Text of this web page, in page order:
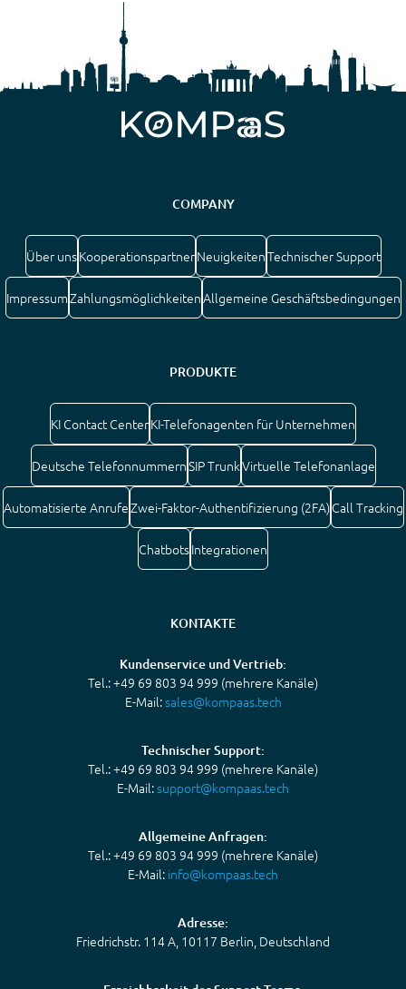
COMPANY
Über unsKooperationspartnerNeuigkeitenTechnischer Support
ImpressumZahlungsmöglichkeitenAllgemeine Geschäftsbedingungen
PRODUKTE
KI Contact CenterKI-Telefonagenten für Unternehmen
Deutsche TelefonnummernSIP TrunkVirtuelle Telefonanlage
Automatisierte AnrufeZwei-Faktor-Authentifizierung (2FA)Call Tracking
ChatbotsIntegrationen
KONTAKTE
Kundenservice und Vertrieb:
Tel.: +49 69 803 94 999 (mehrere Kanäle)
E-Mail:sales@kompaas.tech
Technischer Support:
Tel.: +49 69 803 94 999 (mehrere Kanäle)
E-Mail:support@kompaas.tech
Allgemeine Anfragen:
Tel.: +49 69 803 94 999 (mehrere Kanäle)
E-Mail: info@kompaas.tech
Adresse:
Friedrichstr. 114 A, 10117 Berlin, Deutschland